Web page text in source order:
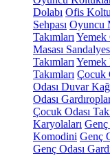
Dolabı Ofis
Sehpası Oyuncu
Takımları Yemek
Masası
Takımları Yemek
Takımları Çocuk
Odası Duvar
Odası
Çocuk Odası
Karyolaları Genç
Komodini Genç
Genç Odası